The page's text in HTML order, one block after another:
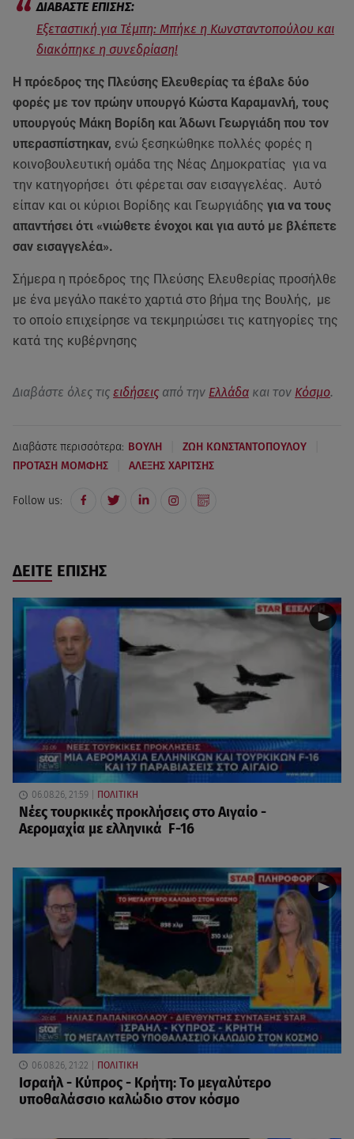
Εξεταστική για Τέμπη: Μπήκε η Κωνσταντοπούλου και
διακόπηκε η συνεδρίαση!
Η πρόεδρος της Πλεύσης Ελευθερίας τα έβαλε δύο
φορές με τον πρώην υπουργό Κώστα Καραμανλή, τους
υπουργούς Μάκη Βορίδη και Άδωνι Γεωργιάδη που τον
υπερασπίστηκαν, ενώ ξεσηκώθηκε πολλές φορές η
κοινοβουλευτική ομάδα της Νέας Δημοκρατίας για να
την κατηγορήσει ότι φέρεται σαν εισαγγελέας. Αυτό
είπαν και οι κύριοι Βορίδης και Γεωργιάδης για να τους
απαντήσει ότι «νιώθετε ένοχοι και για αυτό με βλέπετε
σαν εισαγγελέα».
Σήμερα η πρόεδρος της Πλεύσης Ελευθερίας προσήλθε
με ένα μεγάλο πακέτο χαρτιά στο βήμα της Βουλής, με
το οποίο επιχείρησε να τεκμηριώσει τις κατηγορίες της
κατά της κυβέρνησης
Διαβάστε όλες τις ειδήσεις από την Ελλάδα και τον Κόσμο.
Διαβάστε περισσότερα: ΒΟΥΛΗ ΖΩΗ ΚΩΝΣΤΑΝΤΟΠΟΥΛΟΥ
ΠΡΟΤΑΣΗ ΜΟΜΦΗΣ ΑΛΕΞΗΣ ΧΑΡΙΤΣΗΣ
Follow us:
ΔΕΙΤΕ ΕΠΙΣΗΣ
06.08.26, 21:59 ΠΟΛΙΤΙΚΗ
Νέες τουρκικές προκλήσεις στο Αιγαίο -
Αερομαχία με ελληνικά F-16
06.08.26, 21:22 ΠΟΛΙΤΙΚΗ
Ισραήλ - Κύπρος - Κρήτη: Το μεγαλύτερο
υποθαλάσσιο καλώδιο στον κόσμο